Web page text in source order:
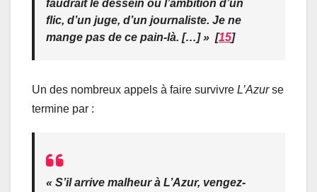
faudrait le dessein ou l’ambition d’un
flic, d’un juge, d’un journaliste. Je ne
mange pas de ce pain-là. […] » [15]
Un des nombreux appels à faire survivre L’Azurse
termine par :
« S’il arrive malheur à L’Azur, vengez-